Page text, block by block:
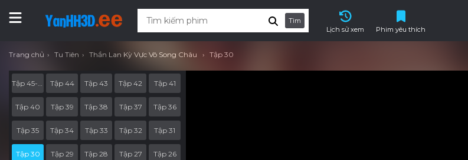
Tìm
Lịch sử xem
Phim yêu thích
Trang chủ Tu Tiên Thần Lan Kỳ Vực Vô Song Châu Tập 30
Tập 44 Tập 43 Tập 42 Tập 41
Tập 40 Tập 39 Tập 38 Tập 37 Tập 36
Tập 35 Tập 34 Tập 33 Tập 32 Tập 31
Tập 30 Tập 29 Tập 28 Tập 27 Tập 26